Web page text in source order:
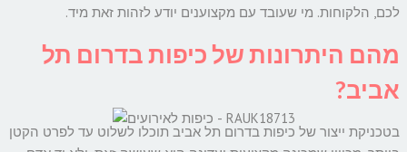
לכם, הלקוחות. מי שעובד עם מקצוענים יודע לזהות זאת מיד.
מהם היתרונות של כיפות בדרום תל
אביב?
בטכניקת ייצור של כיפות בדרום תל אביב תוכלו לשלוט עד לפרט הקטן